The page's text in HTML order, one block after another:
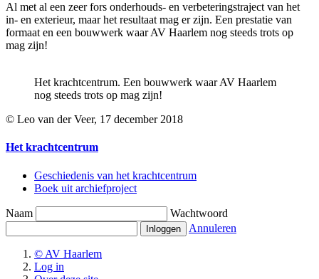
Al met al een zeer fors onderhouds- en verbeteringstraject van het
in- en exterieur, maar het resultaat mag er zijn. Een prestatie van
formaat en een bouwwerk waar AV Haarlem nog steeds trots op
mag zijn!
Het krachtcentrum. Een bouwwerk waar AV Haarlem
nog steeds trots op mag zijn!
© Leo van der Veer, 17 december 2018
Het krachtcentrum
Geschiedenis van het krachtcentrum
Boek uit archiefproject
Naam
Wachtwoord
Annuleren
© AV Haarlem
Log in